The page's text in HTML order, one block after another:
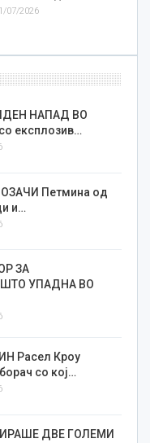
07/2026
НАПАД ВО
експлозив…
Петмина од
и…
ЗА
УПАДНА ВО
Расел Кроу
со кој…
ДВЕ ГОЛЕМИ